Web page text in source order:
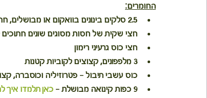
החומרים:
2.5 סלקים בינונים בוואקום או מבושלים, חתוכים לקוביות
חצי שקית של חסות מסוגים שונים
חצי כוס גרעיני רימון
3 מלפפונים, קצוצים לקוביות קטנות
כוס עשבי תיבול - פטרוזיליה וכוסברה,
9 כפות קינואה מבושלת -
כאן תלמדו איך